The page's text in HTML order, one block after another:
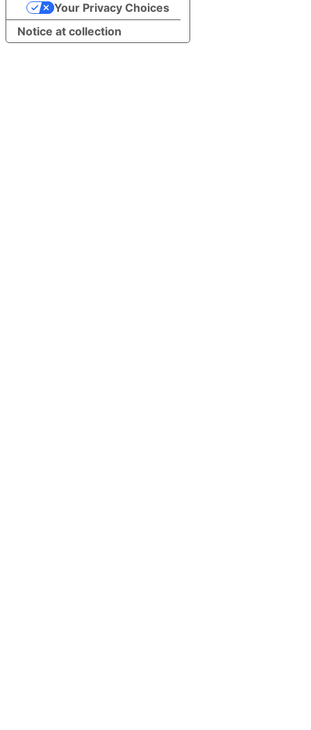
Notice at collection
Your Privacy Choices